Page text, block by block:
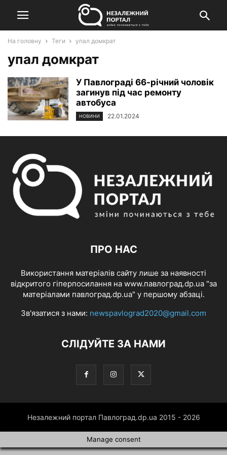
На головну Теги упал домкрат
упал домкрат
У Павлограді 66-річний чоловік
загинув під час ремонту
автобуса
НОВИНИ 22.01.2024
ПРО НАС
Використання матеріалів сайту лише за наявності
відкритого гіперпосилання на www.павлоград.dp.ua "за
матеріалами павлоград.dp.ua" у першому абзаці.
Зв'язатися з нами: newspavlograd2020@gmail.com
СЛІДУЙТЕ ЗА НАМИ
Незалежний портал Павлоград.dp.ua 2015 - 2026
Manage consent